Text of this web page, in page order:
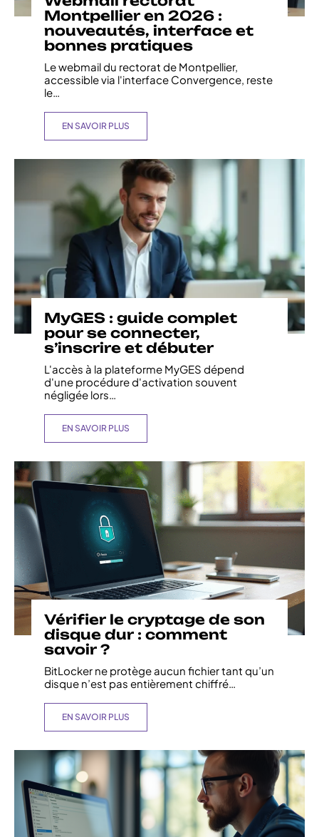
Montpellier en 2026 :
nouveautés, interface et
bonnes pratiques
Le webmail du rectorat de Montpellier,
accessible via l'interface Convergence, reste
le
EN SAVOIR PLUS
MyGES : guide complet
pour se connecter,
s’inscrire et débuter
L'accès à la plateforme MyGES dépend
d'une procédure d'activation souvent
négligée lors
EN SAVOIR PLUS
Vérifier le cryptage de son
disque dur : comment
savoir ?
BitLocker ne protège aucun fichier tant qu’un
disque n’est pas entièrement chiffré…
EN SAVOIR PLUS